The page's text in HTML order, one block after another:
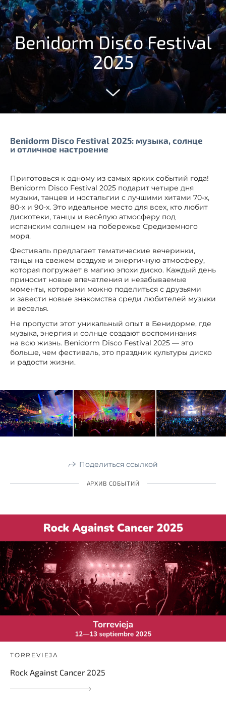
Benidorm Disco Festival
2025
Benidorm Disco Festival 2025: музыка, солнце
и отличное настроение
Приготовься к одному из самых ярких событий года!
Benidorm Disco Festival 2025 подарит четыре дня
музыки, танцев и ностальгии с лучшими хитами 70-х,
80-х и 90-х. Это идеальное место для всех, кто любит
дискотеки, танцы и весёлую атмосферу под
испанским солнцем на побережье Средиземного
моря.
Фестиваль предлагает тематические вечеринки,
танцы на свежем воздухе и энергичную атмосферу,
которая погружает в магию эпохи диско. Каждый день
приносит новые впечатления и незабываемые
моменты, которыми можно поделиться с друзьями
и завести новые знакомства среди любителей музыки
и веселья.
Не пропусти этот уникальный опыт в Бенидорме, где
музыка, энергия и солнце создают воспоминания
на всю жизнь. Benidorm Disco Festival 2025 — это
больше, чем фестиваль, это праздник культуры диско
и радости жизни.
Поделиться ссылкой
АРХИВ СОБЫТИЙ
TORREVIEJA
Rock Against Cancer 2025